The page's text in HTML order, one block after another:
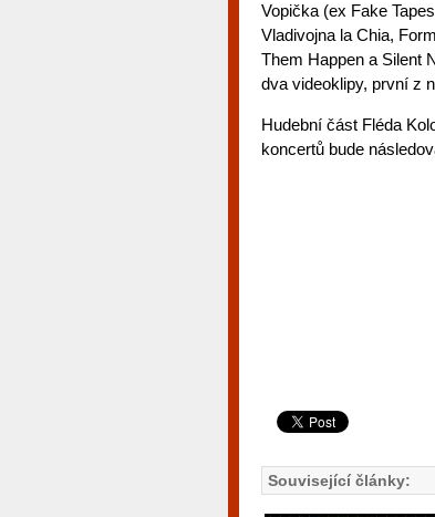
Vopička (ex Fake
Vladivojna la Chia,
Them Happen a Silent
dva videoklipy, první z
Hudební část Fléda
koncertů bude
Související články: